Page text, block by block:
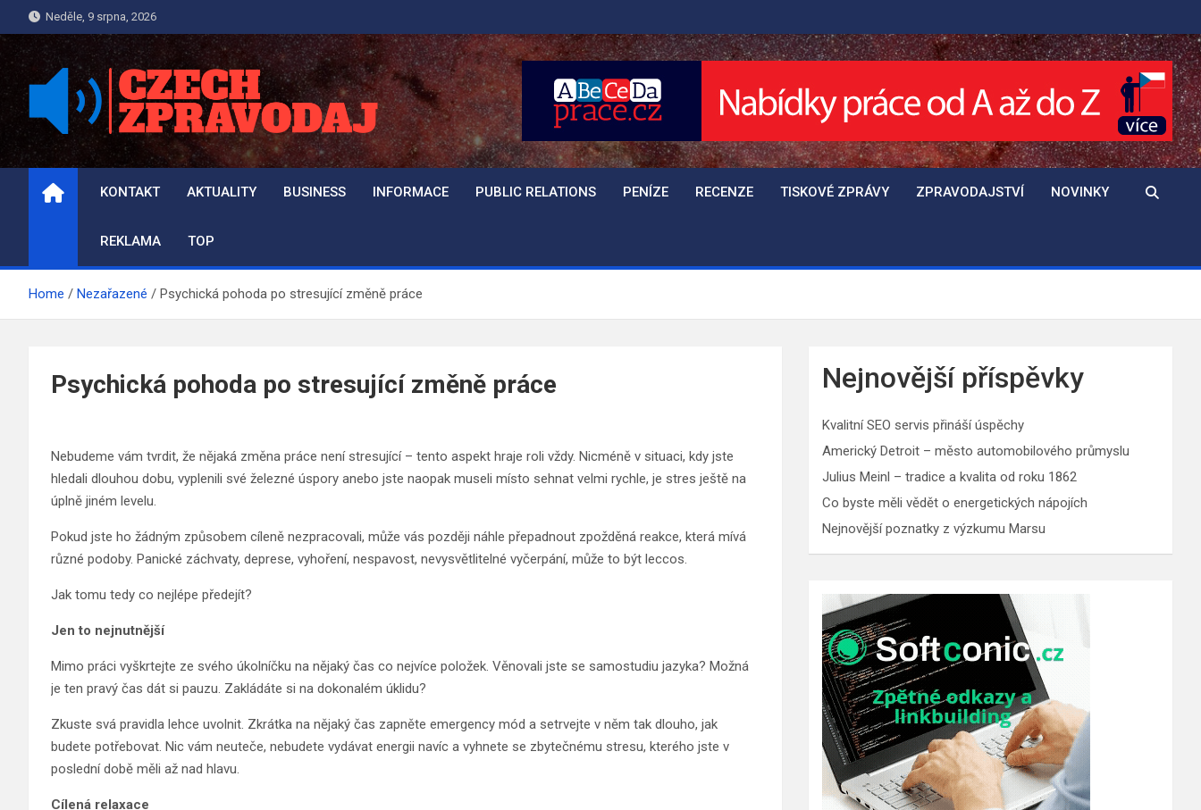
to
content
Neděle, 9 srpna, 2026
REPORTER.CZECH-
ZPRAVODAJ.CZ
Reportér online a Novinky
KONTAKT AKTUALITY BUSINESS INFORMACE PUBLIC RELATIONS PENÍZE RECENZE TISKOVÉ ZPRÁVY ZPRAVODAJSTVÍ NOVINKY
REKLAMA TOP
Home Nezařazené Psychická pohoda po stresující změně práce
Psychická pohoda po stresující změně práce
Nebudeme vám tvrdit, že nějaká změna práce není stresující – tento aspekt hraje roli vždy. Nicméně v situaci, kdy jste
hledali dlouhou dobu, vyplenili své železné úspory anebo jste naopak museli místo sehnat velmi rychle, je stres ještě na
úplně jiném levelu.
Pokud jste ho žádným způsobem cíleně nezpracovali, může vás později náhle přepadnout zpožděná reakce, která mívá
různé podoby. Panické záchvaty, deprese, vyhoření, nespavost, nevysvětlitelné vyčerpání, může to být leccos.
Jak tomu tedy co nejlépe předejít?
Jen to nejnutnější
Mimo práci vyškrtejte ze svého úkolníčku na nějaký čas co nejvíce položek. Věnovali jste se samostudiu jazyka? Možná
je ten pravý čas dát si pauzu. Zakládáte si na dokonalém úklidu?
Zkuste svá pravidla lehce uvolnit. Zkrátka na nějaký čas zapněte emergency mód a setrvejte v něm tak dlouho, jak
budete potřebovat. Nic vám neuteče, nebudete vydávat energii navíc a vyhnete se zbytečnému stresu, kterého jste v
poslední době měli až nad hlavu.
Cílená relaxace
Nejnovější příspěvky
Kvalitní SEO servis přináší úspěchy
Americký Detroit – město automobilového průmyslu
Julius Meinl – tradice a kvalita od roku 1862
Co byste měli vědět o energetických nápojích
Nejnovější poznatky z výzkumu Marsu